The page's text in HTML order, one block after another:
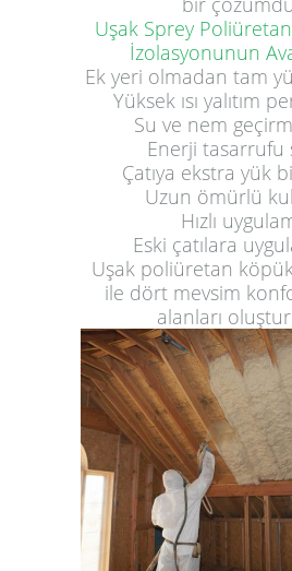
Uşak Sprey
İzolasyonunun
Ek yeri olmadan tam
Yüksek ısı yalıtım
Su ve nem
Enerji tasarrufu
Çatıya ekstra yük
Uzun ömürlü
Hızlı
Eski çatılara
Uşak poliüretan köpük
ile dört mevsim
alanları